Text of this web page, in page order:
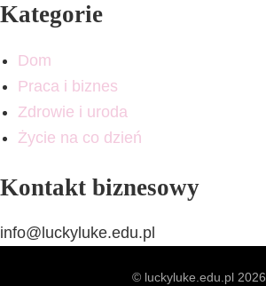
Kategorie
Dom
Praca i biznes
Zdrowie i uroda
Życie na co dzień
Kontakt biznesowy
info@luckyluke.edu.pl
© luckyluke.edu.pl 2026